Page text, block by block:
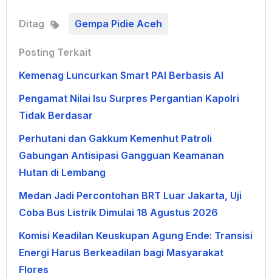
Ditag Gempa Pidie Aceh
Posting Terkait
Kemenag Luncurkan Smart PAI Berbasis AI
Pengamat Nilai Isu Surpres Pergantian Kapolri
Tidak Berdasar
Perhutani dan Gakkum Kemenhut Patroli
Gabungan Antisipasi Gangguan Keamanan
Hutan di Lembang
Medan Jadi Percontohan BRT Luar Jakarta, Uji
Coba Bus Listrik Dimulai 18 Agustus 2026
Komisi Keadilan Keuskupan Agung Ende: Transisi
Energi Harus Berkeadilan bagi Masyarakat
Flores